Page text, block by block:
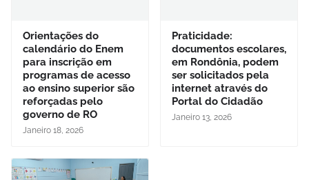
Orientações do
calendário do Enem
para inscrição em
programas de acesso
ao ensino superior são
reforçadas pelo
governo de RO
Janeiro 18, 2026
Praticidade:
documentos escolares,
em Rondônia, podem
ser solicitados pela
internet através do
Portal do Cidadão
Janeiro 13, 2026